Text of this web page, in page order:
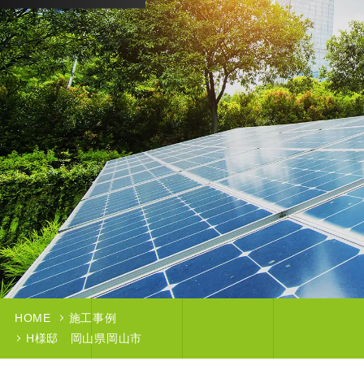
HOME
施工事例
H様邸 岡山県岡山市